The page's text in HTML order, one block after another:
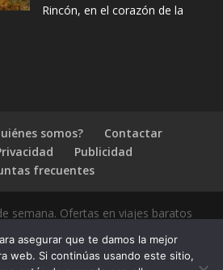
Rincón, en el corazón de la
somos?
Contactar
Publicidad
frecuentes
semana. Ofertas en viajes baratos
asegurar que te damos la mejor
web. Si continúas usando este sitio,